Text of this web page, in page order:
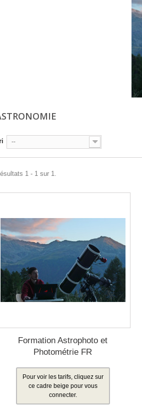
--
1 - 1 sur 1.
Formation Astrophoto et
Photométrie FR
Pour voir les tarifs, cliquez sur
ce cadre beige pour vous
connecter.